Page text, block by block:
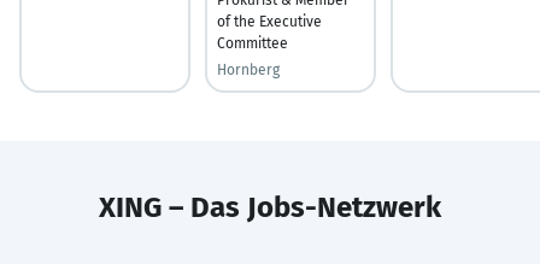
of the Executive
Committee
Hornberg
XING – Das Jobs-Netzwerk